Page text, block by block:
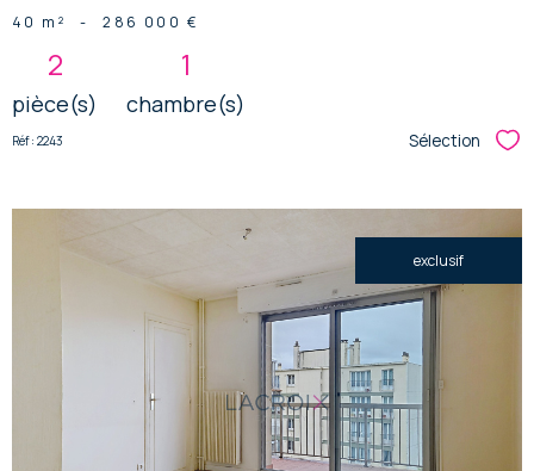
40 m² - 286 000 €
2
pièce(s)
1
chambre(s)
Réf : 2243 Sélection
exclusif
voir le
bien